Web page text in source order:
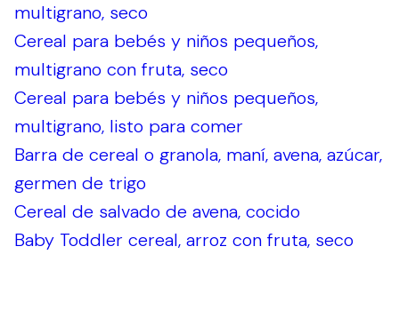
multigrano, seco
Cereal para bebés y niños pequeños,
multigrano con fruta, seco
Cereal para bebés y niños pequeños,
multigrano, listo para comer
Barra de cereal o granola, maní, avena, azúcar,
germen de trigo
Cereal de salvado de avena, cocido
Baby Toddler cereal, arroz con fruta, seco